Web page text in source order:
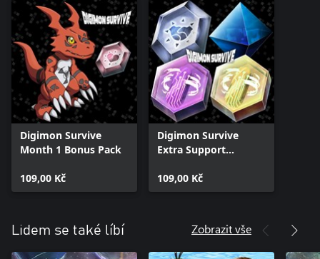
Digimon Survive
Month 1 Bonus Pack
109,00 Kč
Digimon Survive
Extra Support
109,00 Kč
Lidem se také líbí Zobrazit vše